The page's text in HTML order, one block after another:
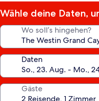
Wähle deine Daten,
Wo soll’s hingehen?
Daten
Gäste